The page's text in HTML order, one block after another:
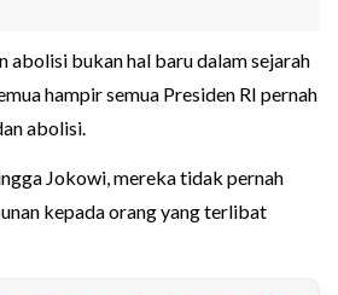
abolisi bukan hal baru dalam sejarah
hampir semua Presiden RI pernah
abolisi.
Jokowi, mereka tidak pernah
kepada orang yang terlibat